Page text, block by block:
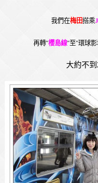
我們在梅田搭乘
再轉"櫻島線"至"環球
大約不